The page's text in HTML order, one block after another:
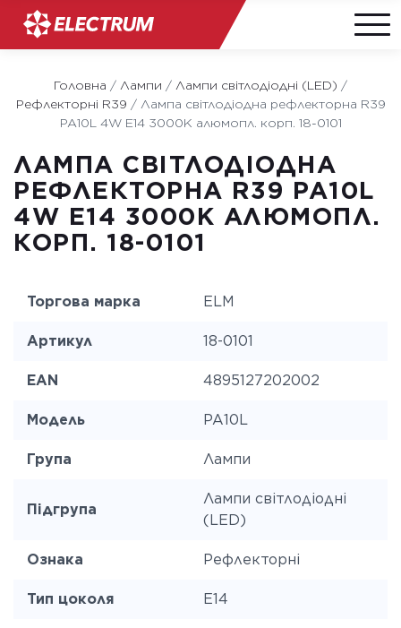
content
Головна / Лампи / Лампи світлодіодні (LED) /
Рефлекторні R39 / Лампа світлодіодна рефлекторна R39
PA10L 4W E14 3000K алюмопл. корп. 18-0101
ЛАМПА СВІТЛОДІОДНА
РЕФЛЕКТОРНА R39 PA10L
4W E14 3000K АЛЮМОПЛ.
КОРП. 18-0101
Торгова марка ELM
Артикул 18-0101
EAN 4895127202002
Модель PA10L
Група Лампи
Підгрупа
Лампи світлодіодні
(LED)
Ознака Рефлекторні
Тип цоколя E14